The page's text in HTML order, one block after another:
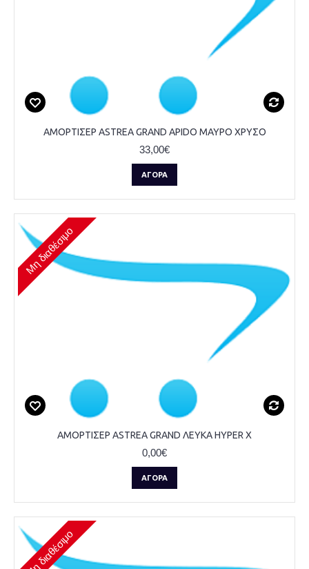
ΑΜΟΡΤΙΣΕΡ ASTREA GRAND APIDO ΜΑΥΡΟ ΧΡΥΣΟ
33,00€
ΑΓΟΡΆ
Μη διαθέσιμο
ΑΜΟΡΤΙΣΕΡ ASTREA GRAND ΛΕΥΚΑ HYPER X
0,00€
ΑΓΟΡΆ
Μη διαθέσιμο